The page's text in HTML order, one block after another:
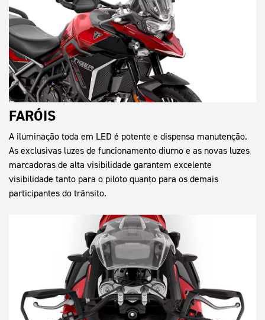
FARÓIS
A iluminação toda em LED é potente e dispensa manutenção.
As exclusivas luzes de funcionamento diurno e as novas luzes
marcadoras de alta visibilidade garantem excelente
visibilidade tanto para o piloto quanto para os demais
participantes do trânsito.